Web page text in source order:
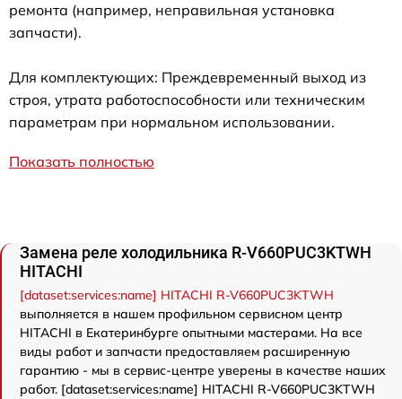
ремонта (например, неправильная установка
запчасти).
Для комплектующих: Преждевременный выход из
строя, утрата работоспособности или техническим
параметрам при нормальном использовании.
Показать полностью
Замена реле холодильника R-V660PUC3KTWH
HITACHI
[dataset:services:name] HITACHI R-V660PUC3KTWH
выполняется в нашем профильном сервисном центр
HITACHI в Екатеринбурге опытными мастерами. На все
виды работ и запчасти предоставляем расширенную
гарантию - мы в сервис-центре уверены в качестве наших
работ. [dataset:services:name] HITACHI R-V660PUC3KTWH